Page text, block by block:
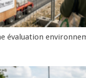
évaluation